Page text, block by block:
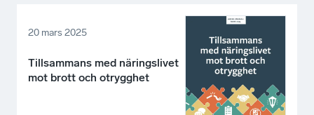
20 mars 2025
Tillsammans med näringslivet
mot brott och otrygghet